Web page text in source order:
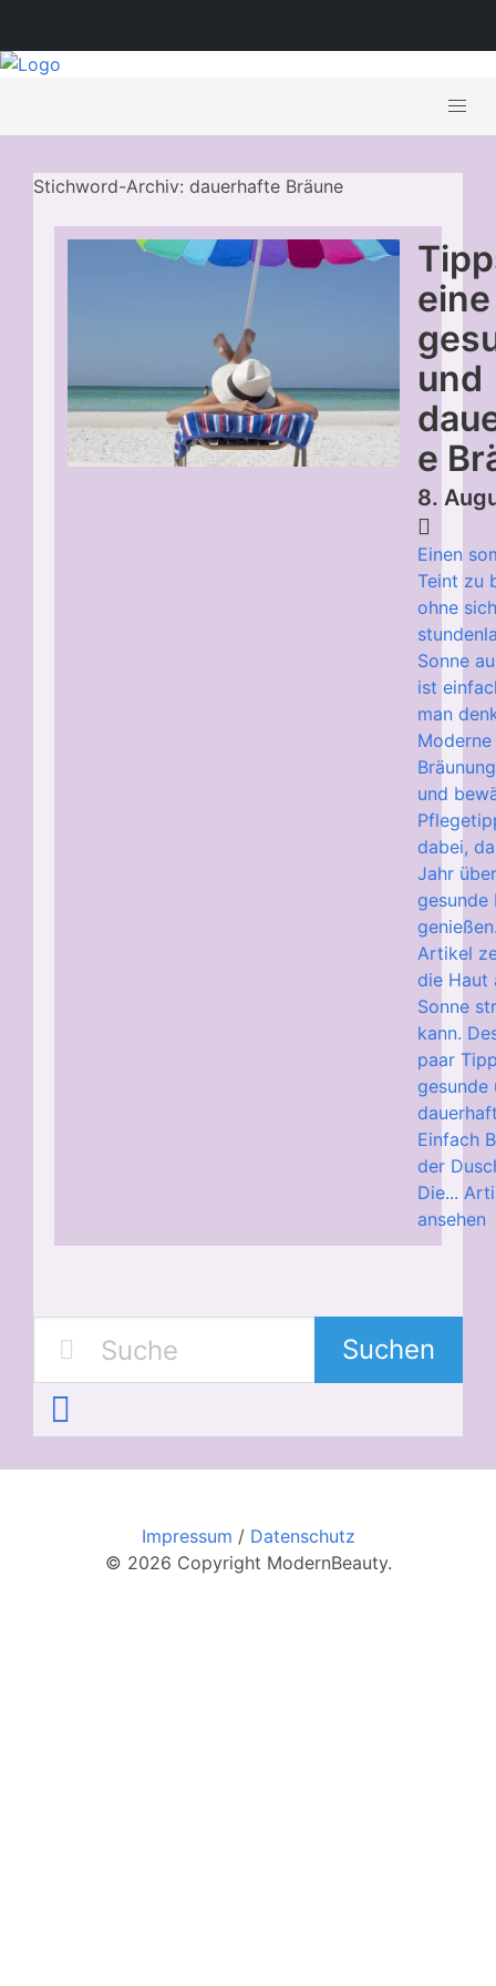
Stichword-Archiv: dauerhafte Bräune
eine
und
e
8.
Einen
Teint zu
ohne
Sonne
ist
man
Moderne
und
dabei,
Jahr
gesunde
Artikel
die Haut
Sonne
kann.
paar
gesunde
Einfach
der
Die...
ansehen
Suchen
Impressum / Datenschutz
© 2026 Copyright ModernBeauty.